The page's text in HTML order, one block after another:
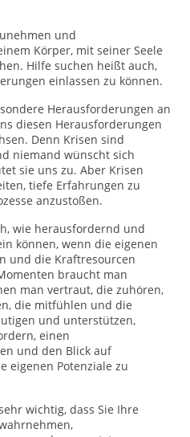
und
Körper, mit seiner Seele
Hilfe suchen heißt auch,
einlassen zu können.
Herausforderungen an
diesen Herausforderungen
Denn Krisen sind
niemand wünscht sich
sie uns zu. Aber Krisen
tiefe Erfahrungen zu
anzustoßen.
wie herausfordernd und
können, wenn die eigenen
und die Kraftresourcen
braucht man
man vertraut, die zuhören,
die mitfühlen und die
und unterstützen,
einen
und den Blick auf
eigenen Potenziale zu
wichtig, dass Sie Ihre